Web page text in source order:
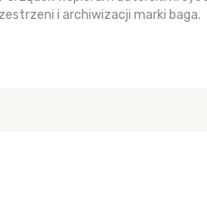
i archiwizacji marki baga.